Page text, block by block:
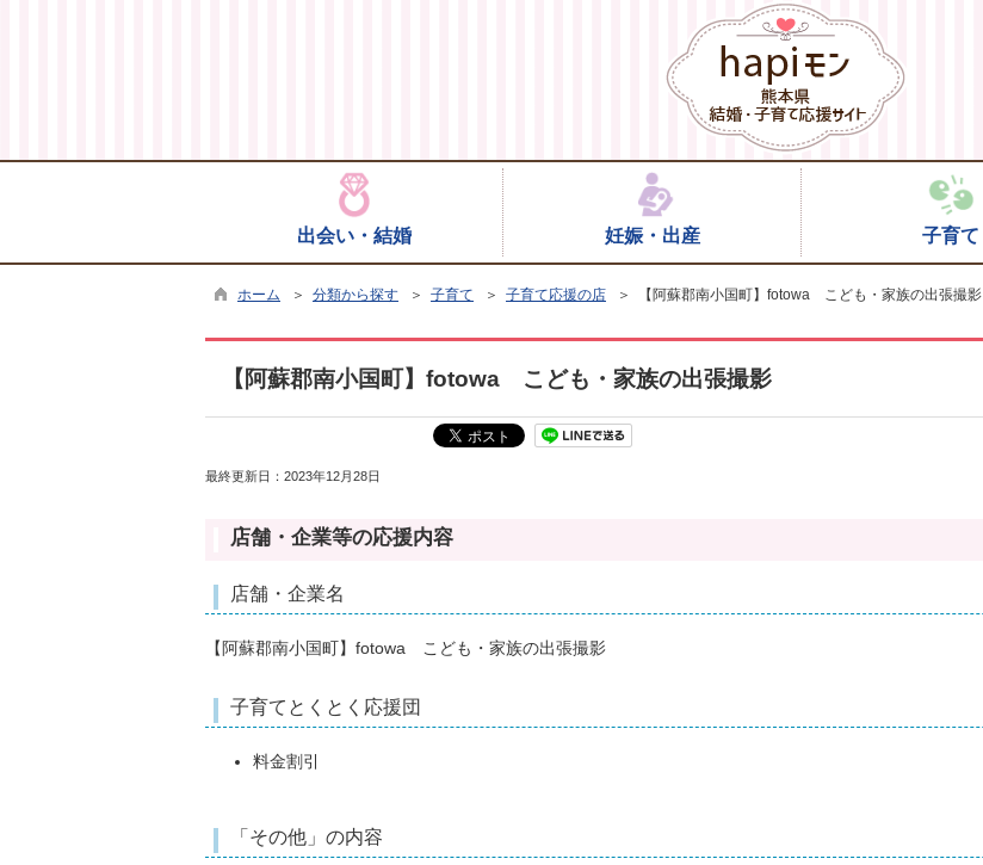
出会い・結婚 妊娠・出産 子育て
ホーム ＞ 分類から探す ＞ 子育て ＞ 子育て応援の店 ＞ 【阿蘇郡南小国町】fotowa こども・家族の出張撮影
【阿蘇郡南小国町】fotowa こども・家族の出張撮影
最終更新日： 2023年12月28日
店舗・企業等の応援内容
店舗・企業名
【阿蘇郡南小国町】fotowa こども・家族の出張撮影
子育てとくとく応援団
料金割引
「その他」の内容